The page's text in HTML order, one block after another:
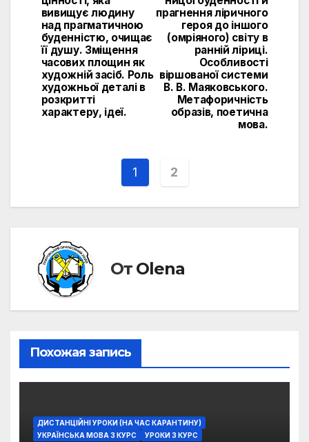
прагнення ліричного
героя до іншого
(омріяного) світу в
ранній ліриці.
Особливості
віршованої системи
В. В. Маяковського.
Метафоричність
образів, поетична
мова.
вивищує людину
над прагматичною
буденністю, очищає
її душу. Зміщення
часових площин як
художній засіб. Роль
художньої деталі в
розкритті
характеру, ідеї.
1 2
От Olena
Похожая запись
ДИСТАНЦІЙНІ УРОКИ (НА ЧАС КАРАНТИНУ)
УКРАЇНСЬКА МОВА 3 КУРС
УРОКИ 3 КУРС